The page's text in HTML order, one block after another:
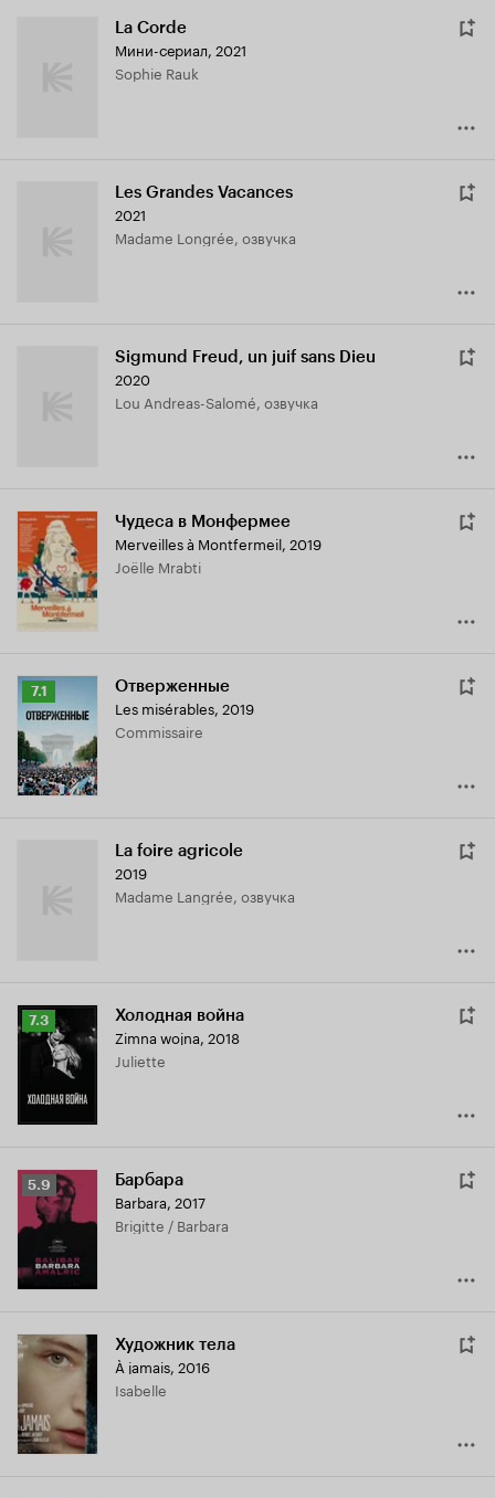
La Corde
Мини-сериал, 2021
Sophie Rauk
Les Grandes Vacances
2021
Madame Longrée, озвучка
Sigmund Freud, un juif sans Dieu
2020
Lou Andreas-Salomé, озвучка
Чудеса в Монфермее
Merveilles à Montfermeil, 2019
Joëlle Mrabti
Рейтинг
Кинопоиска
7.1
7.1 Отверженные
Les misérables, 2019
Commissaire
La foire agricole
2019
Madame Langrée, озвучка
Рейтинг
Кинопоиска
7.3 Холодная война
Zimna wojna, 2018
Juliette
Рейтинг
Кинопоиска
5.9
5.9 Барбара
Barbara, 2017
Brigitte / Barbara
Художник тела
À jamais, 2016
Isabelle